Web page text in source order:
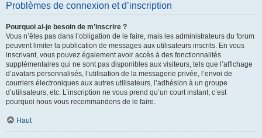
Problèmes de connexion et d’inscription
Pourquoi ai-je besoin de m’inscrire ?
Vous n’êtes pas dans l’obligation de le faire, mais les administrateurs du forum
peuvent limiter la publication de messages aux utilisateurs inscrits. En vous
inscrivant, vous pouvez également avoir accès à des fonctionnalités
supplémentaires qui ne sont pas disponibles aux visiteurs, tels que l’affichage
d’avatars personnalisés, l’utilisation de la messagerie privée, l’envoi de
courriers électroniques aux autres utilisateurs, l’adhésion à un groupe
d’utilisateurs, etc. L’inscription ne vous prend qu’un court instant, c’est
pourquoi nous vous recommandons de le faire.
Haut